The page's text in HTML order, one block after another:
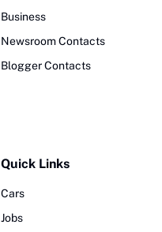
Business
Newsroom Contacts
Blogger Contacts
Quick Links
Cars
Jobs